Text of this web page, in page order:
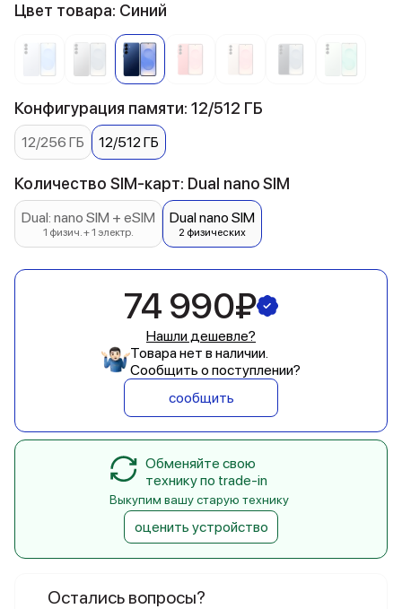
Остались вопросы?
Цвет товара: Синий
Конфигурация памяти: 12/512 ГБ
12/256 ГБ 12/512 ГБ
Количество SIM-карт: Dual nano SIM
Dual: nano SIM + eSIM
1 физич. + 1 электр.
Dual nano SIM
2 физических
74 990₽
Нашли дешевле?
Товара нет в наличии.
Сообщить о поступлении?
сообщить
Обменяйте свою
технику по trade-in
Выкупим вашу старую технику
оценить устройство